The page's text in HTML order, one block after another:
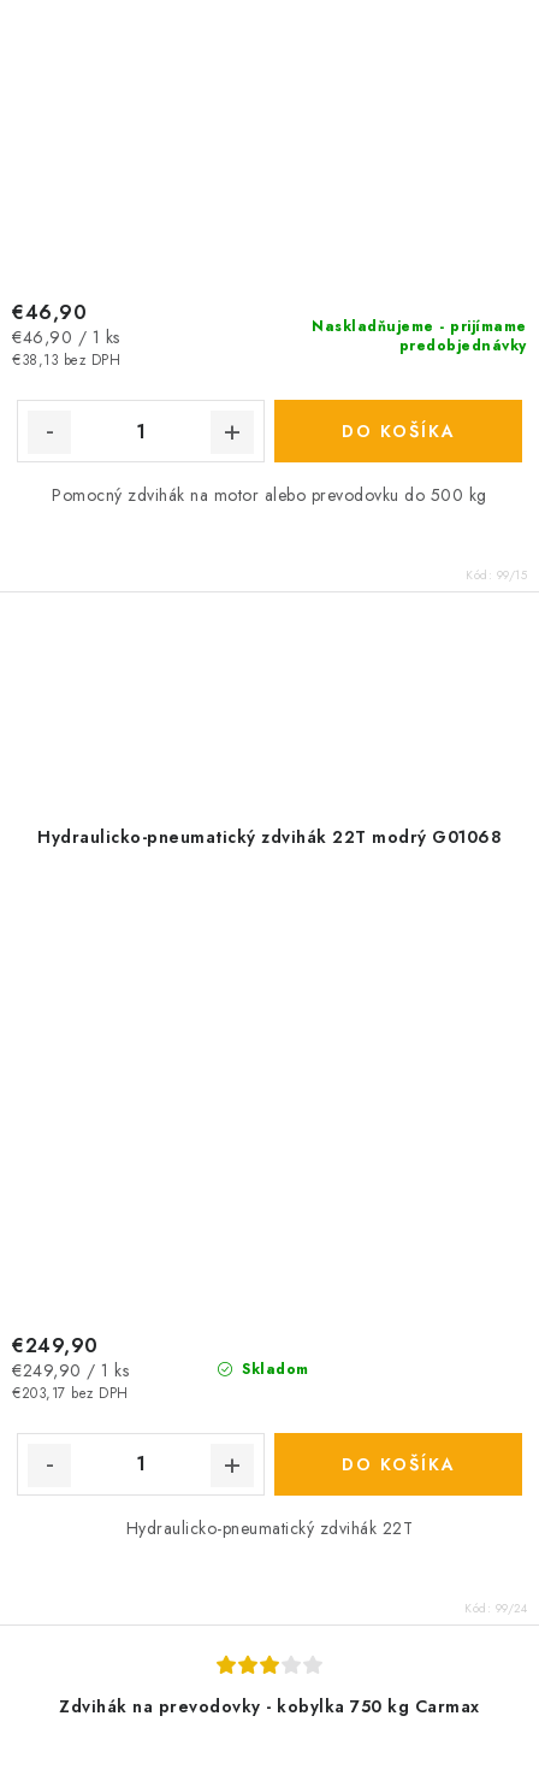
Naskladňujeme - prijímame
predobjednávky
€38,13 bez DPH
€46,90
Jednotková
cena:
€46,90 / 1 ks
DO KOŠÍKA
Pomocný zdvihák na motor alebo prevodovku do 500 kg
Kód: 99/15
Hydraulicko-pneumatický zdvihák 22T modrý G01068
Skladom
€203,17 bez DPH
€249,90
Jednotková
cena:
€249,90 / 1 ks
DO KOŠÍKA
Hydraulicko-pneumatický zdvihák 22T
Kód: 99/24
Zdvihák na prevodovky - kobylka 750 kg Carmax